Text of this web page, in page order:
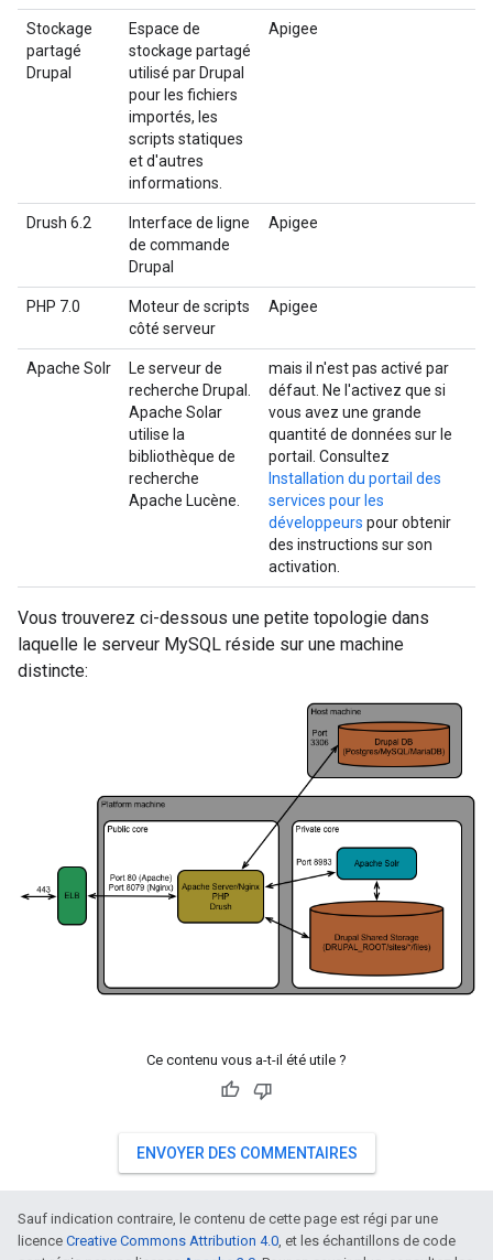
Stockage
partagé
Drupal
Espace de
stockage partagé
utilisé par Drupal
pour les fichiers
importés, les
scripts statiques
et d'autres
informations.
Apigee
Drush 6.2
Interface de ligne
de commande
Drupal
Apigee
PHP 7.0
Moteur de scripts
côté serveur
Apigee
Apache Solr
Le serveur de
recherche Drupal.
Apache Solar
utilise la
bibliothèque de
recherche
Apache Lucène.
mais il n'est pas activé par
défaut. Ne l'activez que si
vous avez une grande
quantité de données sur le
portail. Consultez
Installation du portail des
services pour les
développeurs pour obtenir
des instructions sur son
activation.
Vous trouverez ci-dessous une petite topologie dans
laquelle le serveur MySQL réside sur une machine
distincte:
Ce contenu vous a-t-il été utile ?
ENVOYER DES COMMENTAIRES
Sauf indication contraire, le contenu de cette page est régi par une
licence Creative Commons Attribution 4.0, et les échantillons de code